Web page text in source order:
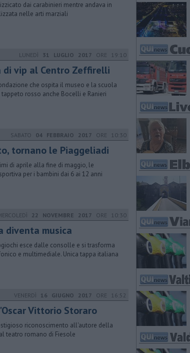
dai carabinieri mentre andava in
nelle arti marziali
LUNEDÌ 31 LUGLIO 2017 ORE 19:10
di vip al Centro Zeffirelli
che ospita il museo e la scuola
rosso anche Bocelli e Ranieri
SABATO 04 FEBBRAIO 2017 ORE 10:30
tornano le Piaggeliadi
di aprile alla fine di maggio, le
per i bambini dai 6 ai 12 anni
22 NOVEMBRE 2017 ORE 10:30
diventa musica
esce dalle consolle e si trasforma
e multimediale. Unica tappa italiana
VENERDÌ 16 GIUGNO 2017 ORE 16:52
Vittorio Storaro
riconoscimento all'autore della
teatro romano di Fiesole